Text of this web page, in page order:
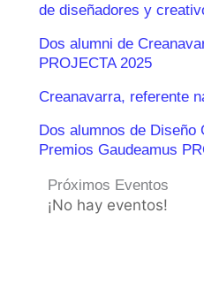
de diseñadores y
Dos alumni de
PROJECTA 2025
Creanavarra, referente
Dos alumnos de Diseño
Premios Gaudeamus
Próximos Eventos
¡No hay eventos!